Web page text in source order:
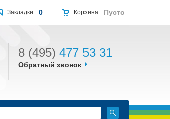
8 (495) 477 53 31
Обратный звонок
Корзина: Пусто
Закладки: 0